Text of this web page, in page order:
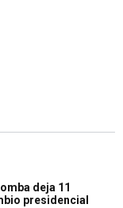
deja 11
presidencial